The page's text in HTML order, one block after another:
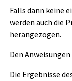
Falls dann keine
werden auch die
herangezogen.
Den
Die Ergebnisse